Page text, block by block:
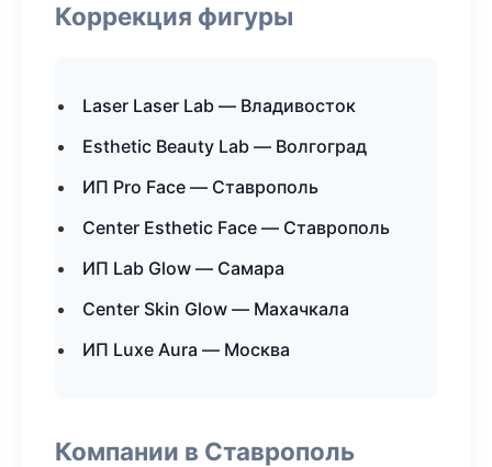
Коррекция фигуры
Laser Laser Lab — Владивосток
Esthetic Beauty Lab — Волгоград
ИП Pro Face — Ставрополь
Center Esthetic Face — Ставрополь
ИП Lab Glow — Самара
Center Skin Glow — Махачкала
ИП Luxe Aura — Москва
Компании в Ставрополь